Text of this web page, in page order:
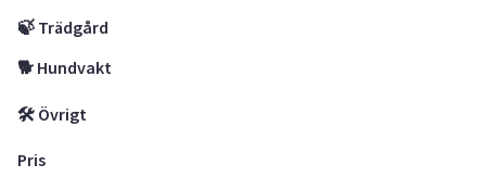
🍃 Trädgård
🐕 Hundvakt
🛠 Övrigt
Pris